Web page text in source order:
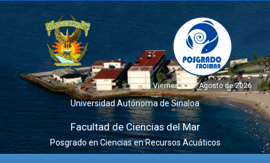
Viernes, 7 de Agosto de 2026
Universidad Autónoma de Sinaloa
Facultad de Ciencias del Mar
Posgrado en Ciencias en Recursos Acuáticos